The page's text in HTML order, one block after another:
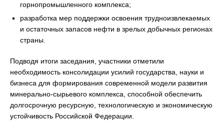
горнопромышленного комплекса;
разработка мер поддержки освоения трудноизвлекаемых
и остаточных запасов нефти в зрелых добычных регионах
страны.
Подводя итоги заседания, участники отметили
необходимость консолидации усилий государства, науки и
бизнеса для формирования современной модели развития
минерально-сырьевого комплекса, способной обеспечить
долгосрочную ресурсную, технологическую и экономическую
устойчивость Российской Федерации.